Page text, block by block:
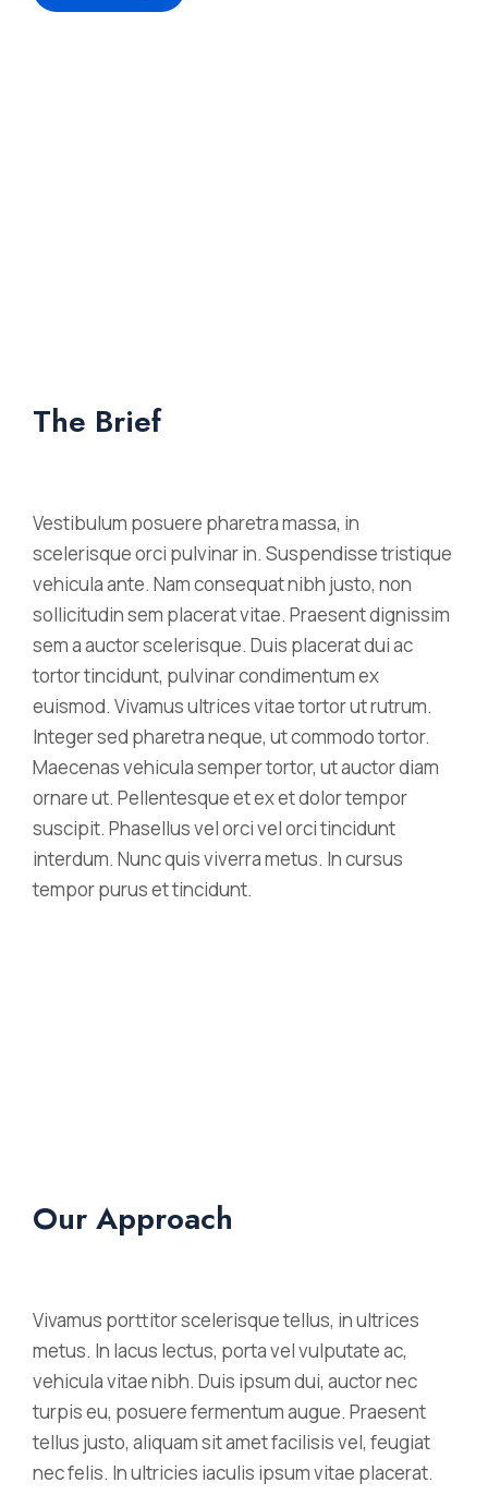
The Brief
Vestibulum posuere pharetra massa, in
scelerisque orci pulvinar in. Suspendisse tristique
vehicula ante. Nam consequat nibh justo, non
sollicitudin sem placerat vitae. Praesent dignissim
sem a auctor scelerisque. Duis placerat dui ac
tortor tincidunt, pulvinar condimentum ex
euismod. Vivamus ultrices vitae tortor ut rutrum.
Integer sed pharetra neque, ut commodo tortor.
Maecenas vehicula semper tortor, ut auctor diam
ornare ut. Pellentesque et ex et dolor tempor
suscipit. Phasellus vel orci vel orci tincidunt
interdum. Nunc quis viverra metus. In cursus
tempor purus et tincidunt.
Our Approach
Vivamus porttitor scelerisque tellus, in ultrices
metus. In lacus lectus, porta vel vulputate ac,
vehicula vitae nibh. Duis ipsum dui, auctor nec
turpis eu, posuere fermentum augue. Praesent
tellus justo, aliquam sit amet facilisis vel, feugiat
nec felis. In ultricies iaculis ipsum vitae placerat.